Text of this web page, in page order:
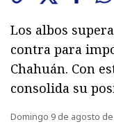
Los albos
contra para
Chahuán. Con
consolida su
Domingo 9 de agosto